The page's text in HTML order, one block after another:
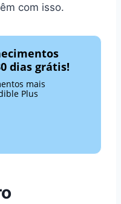
com isso.
dias grátis!
mais
Plus